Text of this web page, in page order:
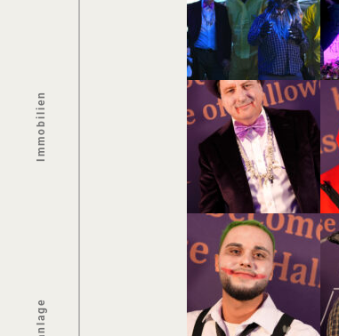
Immobilien